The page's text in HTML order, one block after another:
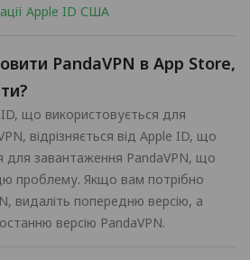
Apple ID США
PandaVPN в App Store,
що використовується для
відрізняється від Apple ID, що
для завантаження PandaVPN, що
проблему. Якщо вам потрібно
видаліть попередню версію, а
версію PandaVPN.